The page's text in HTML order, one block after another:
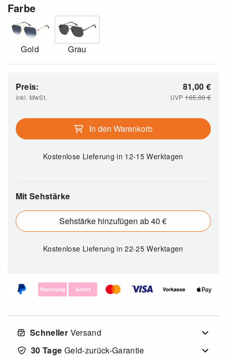
Farbe
Gold Grau
Preis:
inkl. MwSt.
81,00 €
UVP165,00€
In den Warenkorb
Kostenlose Lieferungin 12-15 Werktagen
Mit Sehstärke
Sehstärke hinzufügen ab 40 €
Kostenlose Lieferungin 22-25 Werktagen
Schneller Versand
30 Tage Geld-zurück-Garantie